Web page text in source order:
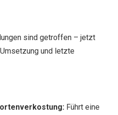
sind getroffen – jetzt
und letzte
Führt eine